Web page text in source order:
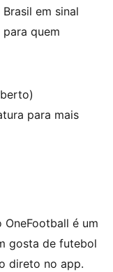
em sinal
quem
para mais
é um
gosta de futebol
direto no app.